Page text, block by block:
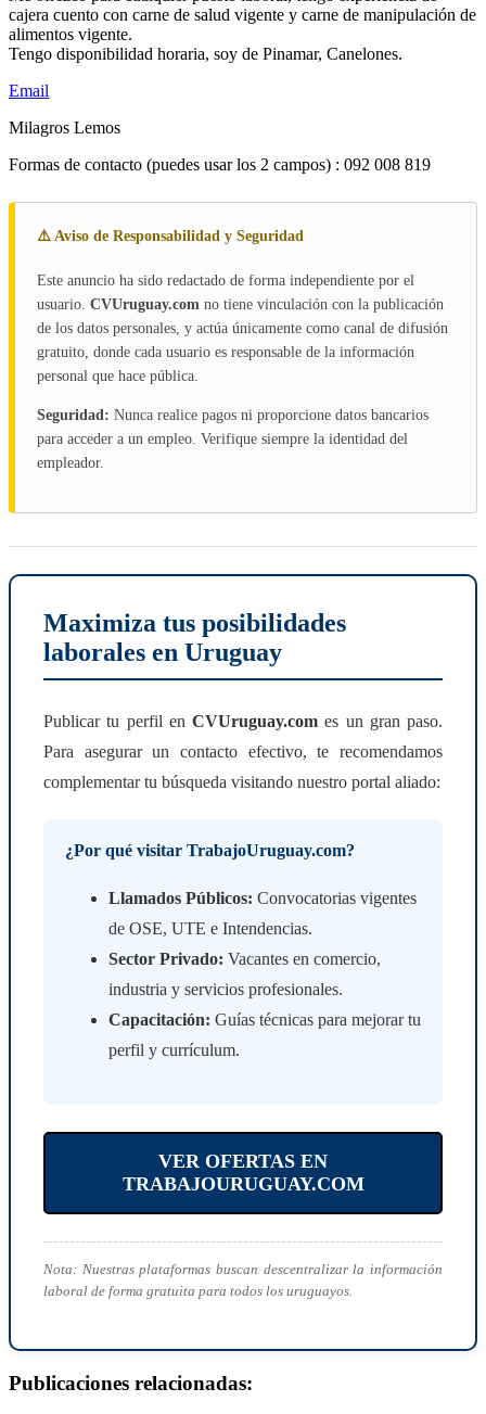
cajera cuento con carne de salud vigente y carne de manipulación de
alimentos vigente.
Tengo disponibilidad horaria, soy de Pinamar, Canelones.
Email
Milagros Lemos
Formas de contacto (puedes usar los 2 campos) : 092 008 819
⚠️ Aviso de Responsabilidad y Seguridad
Este anuncio ha sido redactado de forma independiente por el
usuario. CVUruguay.com no tiene vinculación con la publicación
de los datos personales, y actúa únicamente como canal de difusión
gratuito, donde cada usuario es responsable de la información
personal que hace pública.
Seguridad: Nunca realice pagos ni proporcione datos bancarios
para acceder a un empleo. Verifique siempre la identidad del
empleador.
Maximiza tus posibilidades
laborales en Uruguay
Publicar tu perfil en CVUruguay.com es un gran paso.
Para asegurar un contacto efectivo, te recomendamos
complementar tu búsqueda visitando nuestro portal aliado:
¿Por qué visitar TrabajoUruguay.com?
Llamados Públicos: Convocatorias vigentes
de OSE, UTE e Intendencias.
Sector Privado: Vacantes en comercio,
industria y servicios profesionales.
Capacitación: Guías técnicas para mejorar tu
perfil y currículum.
VER OFERTAS EN
TRABAJOURUGUAY.COM
Nota: Nuestras plataformas buscan descentralizar la información
laboral de forma gratuita para todos los uruguayos.
Publicaciones relacionadas: